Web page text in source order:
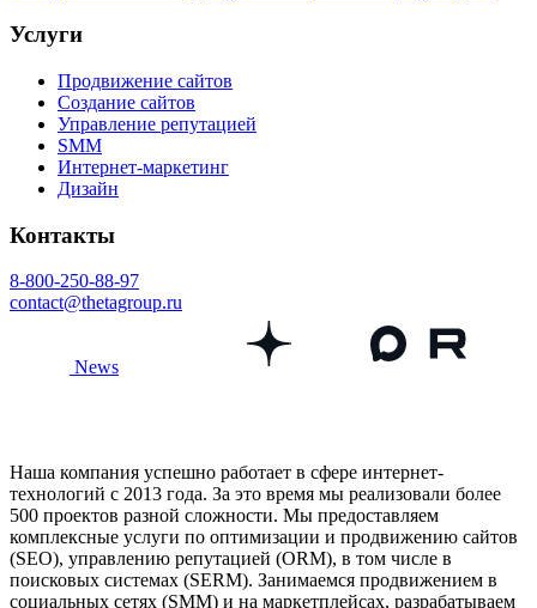
Услуги
Продвижение сайтов
Создание сайтов
Управление репутацией
SMM
Интернет-маркетинг
Дизайн
Контакты
8-800-250-88-97
contact@thetagroup.ru
News
Наша компания успешно работает в сфере интернет-
технологий с 2013 года. За это время мы реализовали более
500 проектов разной сложности. Мы предоставляем
комплексные услуги по оптимизации и продвижению сайтов
(SEO), управлению репутацией (ORM), в том числе в
поисковых системах (SERM). Занимаемся продвижением в
социальных сетях (SMM) и на маркетплейсах, разрабатываем